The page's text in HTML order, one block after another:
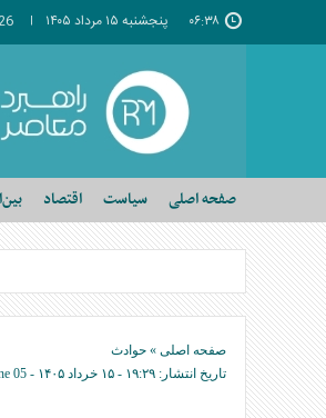
۰۶:۳۸ پنجشنبه ۱۵ مرداد ۱۴۰۵
صفحه اصلی سیاست اقتصاد
صفحه اصلی » حوادث
تاریخ انتشار: ۱۹:۲۹ - ۱۵ خرداد ۱۴۰۵ - 05